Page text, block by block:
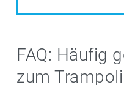
FAQ: Häufig
zum